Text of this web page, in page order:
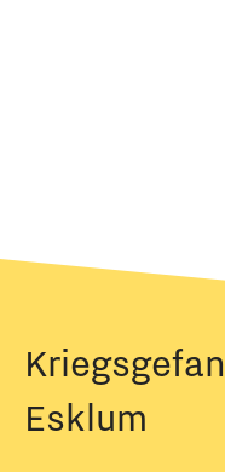
Esklum